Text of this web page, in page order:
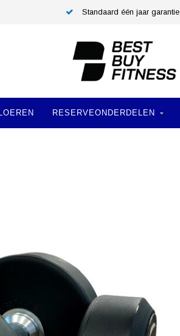
Standaard één jaar garantie
RESERVEONDERDELEN